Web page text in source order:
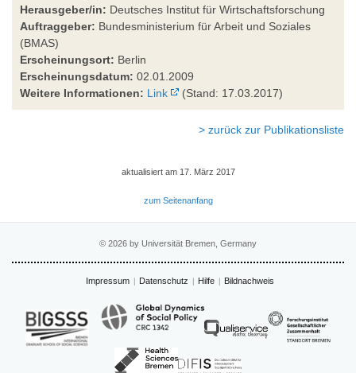
Herausgeber/in: Deutsches Institut für Wirtschaftsforschung
Auftraggeber: Bundesministerium für Arbeit und Soziales
(BMAS)
Erscheinungsort: Berlin
Erscheinungsdatum: 02.01.2009
Weitere Informationen: Link (Stand: 17.03.2017)
> zurück zur Publikationsliste
aktualisiert am 17. März 2017
zum Seitenanfang
© 2026 by Universität Bremen, Germany
Impressum Datenschutz Hilfe Bildnachweis